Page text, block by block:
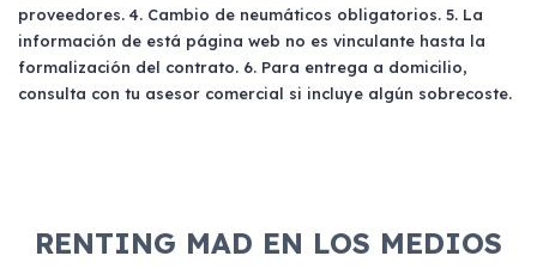
proveedores. 4. Cambio de neumáticos obligatorios. 5. La
información de está página web no es vinculante hasta la
formalización del contrato. 6. Para entrega a domicilio,
consulta con tu asesor comercial si incluye algún sobrecoste.
RENTING MAD EN LOS MEDIOS